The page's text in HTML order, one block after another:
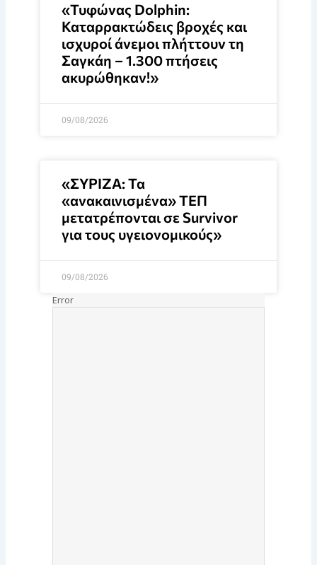
«Τυφώνας Dolphin:
Καταρρακτώδεις βροχές και
ισχυροί άνεμοι πλήττουν τη
Σαγκάη – 1.300 πτήσεις
ακυρώθηκαν!»
09/08/2026
«ΣΥΡΙΖΑ: Τα
«ανακαινισμένα» ΤΕΠ
μετατρέπονται σε Survivor
για τους υγειονομικούς»
09/08/2026